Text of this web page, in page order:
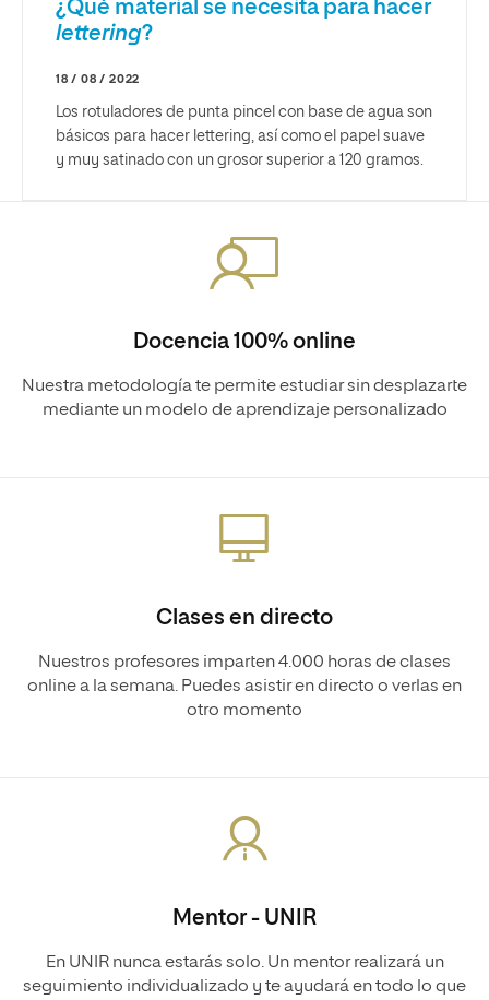
¿Qué material se necesita para hacer
lettering?
18 / 08 / 2022
Los rotuladores de punta pincel con base de agua son
básicos para hacer lettering, así como el papel suave
y muy satinado con un grosor superior a 120 gramos.
Docencia 100% online
Nuestra metodología te permite estudiar sin desplazarte
mediante un modelo de aprendizaje personalizado
Clases en directo
Nuestros profesores imparten 4.000 horas de clases
online a la semana. Puedes asistir en directo o verlas en
otro momento
Mentor - UNIR
En UNIR nunca estarás solo. Un mentor realizará un
seguimiento individualizado y te ayudará en todo lo que